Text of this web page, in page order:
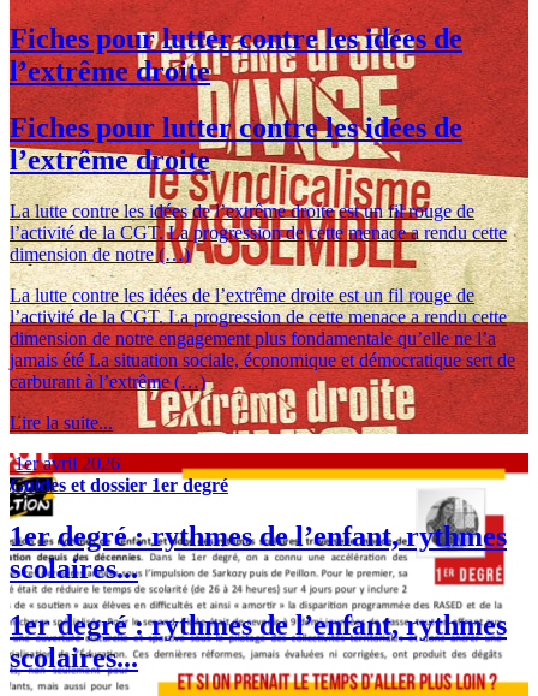
Fiches pour lutter contre les idées de
l’extrême droite
Fiches pour lutter contre les idées de
l’extrême droite
La lutte contre les idées de l’extrême droite est un fil rouge de
l’activité de la CGT. La progression de cette menace a rendu cette
dimension de notre (…)
La lutte contre les idées de l’extrême droite est un fil rouge de
l’activité de la CGT. La progression de cette menace a rendu cette
dimension de notre engagement plus fondamentale qu’elle ne l’a
jamais été La situation sociale, économique et démocratique sert de
carburant à l’extrême (…)
Lire la suite...
1er avril 2026
Guides et dossier 1er degré
1er degré : rythmes de l’enfant, rythmes
scolaires...
1er degré : rythmes de l’enfant, rythmes
scolaires...